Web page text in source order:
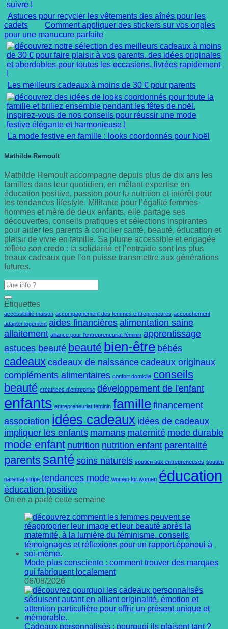
Astuces pour recycler les vêtements des aînés pour les
cadets
Comment appliquer des stickers sur vos ongles
pour une manucure parfaite
Les meilleurs cadeaux à moins de 30 € pour parents
La mode festive en famille : looks coordonnés pour Noël
Mathilde Remoult
Mathilde Remoult accompagne depuis plus de dix ans les
familles dans leur quotidien, en mêlant expertise en
éducation positive, passion pour la nutrition et intérêt pour
les tendances lifestyle. Militante pour l’égalité femmes-
hommes et mère de deux enfants, elle partage ses
découvertes, conseils pratiques et sélections inspirantes
pour aider les parents à concilier santé, beauté, éducation et
plaisir de vivre en famille. Sa plume accessible et engagée
reflète son credo : la solidarité et l’entraide sont les plus
beaux cadeaux que l’on puisse transmettre aux générations
futures.
Étiquettes
accessibilité maison accompagnement des femmes entrepreneures accouchement
adapter logement aides financières alimentation saine
allaitement alliance pour l'entrepreneuriat féminin apprentissage
astuces beauté beauté bien-être bébés
cadeaux cadeaux de naissance cadeaux originaux
compléments alimentaires confort domicile conseils
beauté créatrices d'entreprise développement de l'enfant
enfants entrepreneuriat féminin famille financement
association idées cadeaux idées de cadeaux
impliquer les enfants mamans maternité mode durable
mode enfant nutrition nutrition enfant parentalité
parents santé soins naturels soutien aux entrepreneuses soutien
parental stripe tendances mode women for women éducation
éducation positive
On en a parlé cette semaine
Mode plus consciente : comment trouver des marques
qui fabriquent localement
06/08/2026
Cadeaux personnalisés : pourquoi ils plaisent tant ?